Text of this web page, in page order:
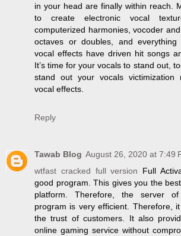
in your head are finally within reach.
to create electronic vocal
computerized harmonies, vocoder
octaves or doubles, and
vocal effects have driven hit songs
It’s time for your vocals to stand out,
stand out your vocals victimization
vocal effects.
Reply
Tawab Blog August 26, 2020 at 7:49
wtfast cracked full version Full
good program. This gives you the
platform. Therefore, the server
program is very efficient. Therefore,
the trust of customers. It also
online gaming service without